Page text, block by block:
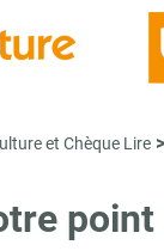
et Chèque Lire >
point